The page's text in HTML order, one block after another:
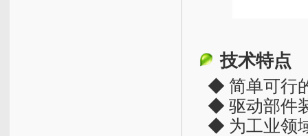
技术特点
◆ 简单可行
◆ 驱动部件
◆ 为工业领